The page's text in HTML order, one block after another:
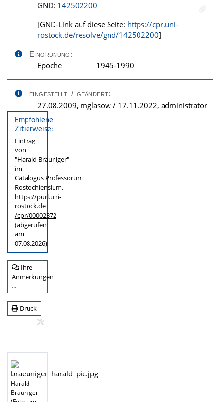
GND: 142502200
[GND-Link auf diese Seite: https://cpr.uni-
rostock.de/resolve/gnd/142502200]
Einordnung:
Epoche 1945-1990
eingestellt / geändert:
27.08.2009, mglasow / 17.11.2022, administrator
Empfohlene
Zitierweise:
Eintrag
von
"Harald Bräuniger"
im
Catalogus Professorum
Rostochiensium,
https://purl.uni-
rostock.de
/cpr/00002372
(abgerufen
am
07.08.2026)
Ihre
Anmerkungen
...
Druck
Harald
Bräuniger